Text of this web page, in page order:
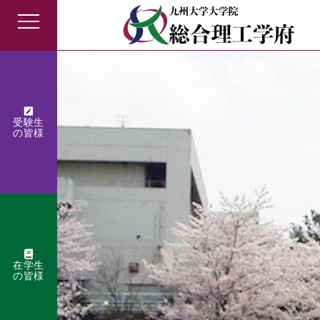
受験生
の皆様
在学生
の皆様